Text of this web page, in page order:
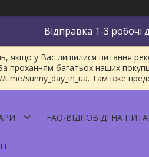
Відправка 1-3 робочі
якщо у Вас лишилися питання
проханням багатьох наших
t.me/sunny_day_in_ua. Там вже
FAQ-ВІДПОВІДІ НА